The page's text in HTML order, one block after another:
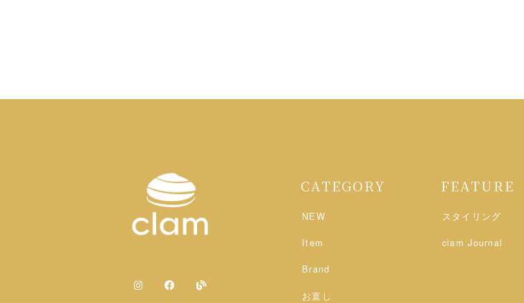
CATEGORY
NEW
Item
Brand
お直し
FEATURE
スタイリング
clam Journal